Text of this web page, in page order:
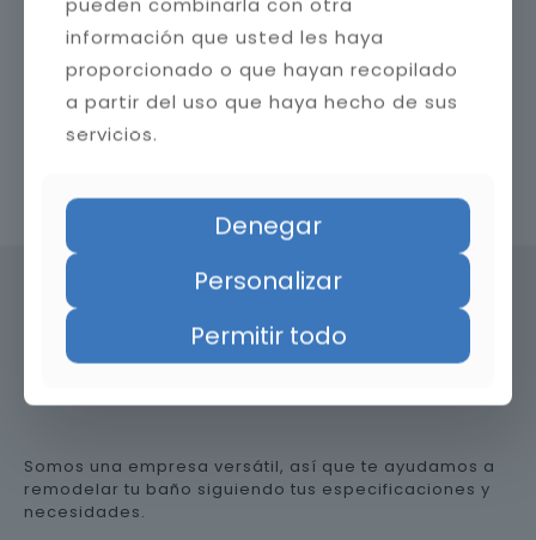
Contacta con nosotros
Precio de reformar el baño en
Sevilla
Somos una empresa versátil, así que te ayudamos a
remodelar tu baño siguiendo tus especificaciones y
necesidades.
información que usted les haya
proporcionado o que hayan recopilado
a partir del uso que haya hecho de sus
servicios.
Denegar
Personalizar
Permitir todo